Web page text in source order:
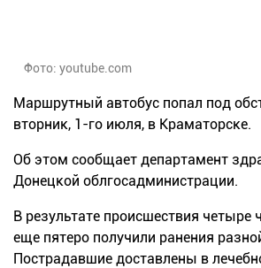
Фото: youtube.сom
Маршрутный автобус попал под
вторник, 1-го июля, в Краматорске.
Об этом сообщает департамент зд
Донецкой облгосадминистрации.
В результате происшествия четыре
еще пятеро получили ранения
Пострадавшие доставлены в